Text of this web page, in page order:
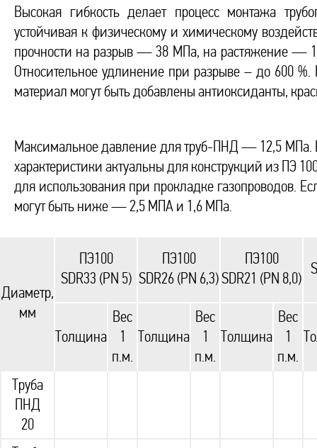
Высокая гибкость делает процесс монтажа
устойчивая к физическому и химическому
прочности на разрыв — 38 МПа, на растяжение —
Относительное удлинение при разрыве – до 600
материал могут быть добавлены антиоксиданты,
Максимальное давление для труб-ПНД — 12,5 МПа.
характеристики актуальны для конструкций из ПЭ
для использования при прокладке газопроводов.
могут быть ниже — 2,5 МПА и 1,6 МПа.
Диаметр,
мм
ПЭ100
SDR33 (PN 5)
ПЭ100
SDR26 (PN 6,3)
ПЭ100
SDR21 (PN 8,0)
Толщина
Вес
1
п.м.
Толщина
Вес
1
п.м.
Толщина
Вес
1
п.м.
Труба
ПНД
20